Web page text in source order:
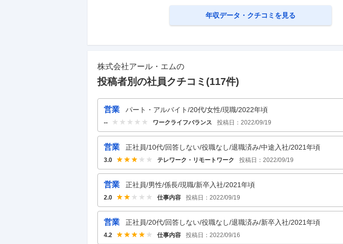
年収データ・クチコミを見る
株式会社アール・エムの
投稿者別の社員クチコミ(117件)
営業 パート・アルバイト/20代/女性/現職/2022年頃
-- ワークライフバランス 投稿日： 2022/09/19
営業 正社員/10代/回答しない/役職なし/退職済み/中途入社/2021年頃
3.0 テレワーク・リモートワーク 投稿日： 2022/09/19
営業 正社員/男性/係長/現職/新卒入社/2021年頃
2.0 仕事内容 投稿日： 2022/09/19
営業 正社員/20代/回答しない/役職なし/退職済み/新卒入社/2021年頃
4.2 仕事内容 投稿日： 2022/09/16